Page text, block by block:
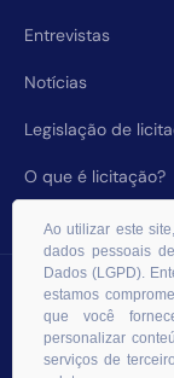
Entrevistas
Notícias
Legislação de
O que é licitação?
© 2026 RHS
Ao utilizar este
dados pessoais
Dados (LGPD).
estamos
que você
personalizar
serviços de